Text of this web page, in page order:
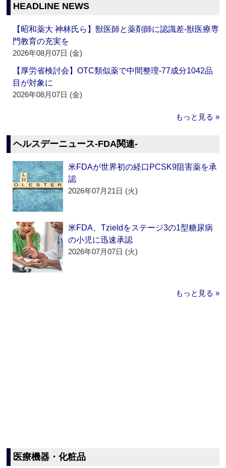
HEADLINE NEWS
【昭和薬大 神林氏ら】獣医師と薬剤師に認識差‐獣医療専
門教育の充実を
2026年08月07日 (金)
【厚労省検討会】OTC類似薬で中間整理‐77成分1042品
目が対象に
2026年08月07日 (金)
もっと見る »
ヘルスデーニュース‐FDA関連‐
米FDAが世界初の経口PCSK9阻害薬を承
認
2026年07月21日 (火)
米FDA、Tzieldをステージ3の1型糖尿病
の小児に迅速承認
2026年07月07日 (火)
もっと見る »
医療機器・化粧品